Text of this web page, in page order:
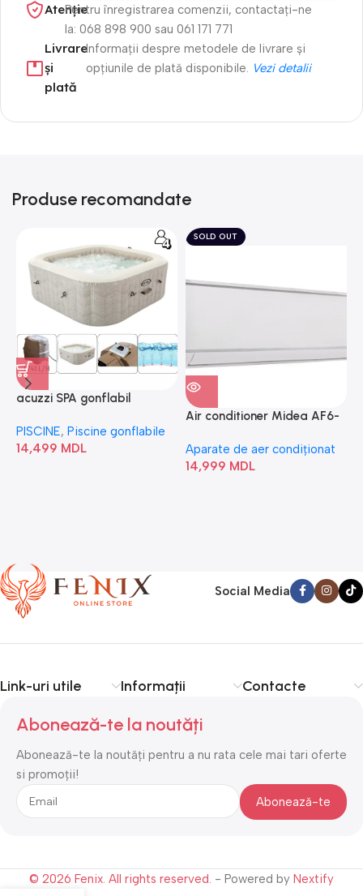
Atenție​Pentru înregistrarea comenzii, contactați-ne
la: 068 898 900 sau 061 171 771
Livrare
și
plată
Informații despre metodele de livrare și
opțiunile de plată disponibile. Vezi detalii
Produse recomandate
acuzzi SPA gonflabil
Bubble” 28446
PISCINE, Piscine gonflabile
14,499 MDL
SOLD OUT
Air conditioner Midea AF6-
Aparate de aer condiționat
14,999 MDL
Social Media
Link-uri utile Informații Contacte
Abonează-te la noutăți
Abonează-te la noutăți pentru a nu rata cele mai tari oferte
si promoții!
© 2026 Fenix. All rights reserved. - Powered by Nextify